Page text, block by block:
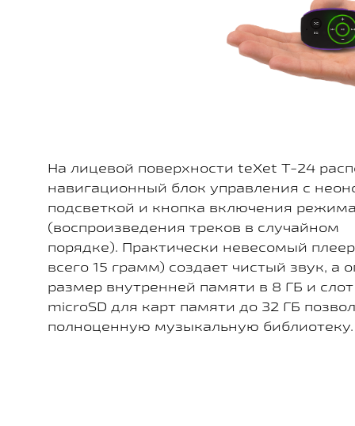
На лицевой поверхности teXet T-24
навигационный блок управления с
подсветкой и кнопка включения
(воспроизведения треков в случайном
порядке). Практически невесомый
всего 15 грамм) создает чистый звук, а
размер внутренней памяти в 8 ГБ и
microSD для карт памяти до 32 ГБ
полноценную музыкальную библиотеку.